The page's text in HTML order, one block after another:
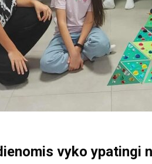
vyko ypatingi